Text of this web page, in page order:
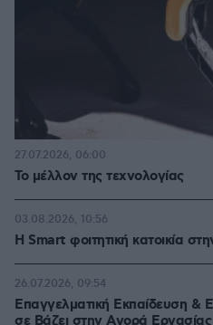
Το μέλλον της τεχνολογίας
27.07.2026, 06:00
Η Smart φοιτητική κατοικία
03.08.2026, 10:56
Επαγγελματική Εκπαίδευση &
σε Bάζει στην Aγορά Eργασίας
26.07.2026, 09:54